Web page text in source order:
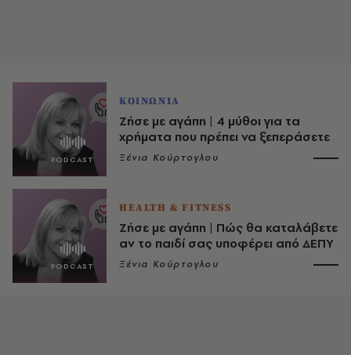
ΚΟΙΝΩΝΙΑ
Ζήσε με αγάπη | 4 μύθοι για τα
χρήματα που πρέπει να ξεπεράσετε
Ξένια Κούρτογλου
HEALTH & FITNESS
Ζήσε με αγάπη | Πώς θα καταλάβετε
αν το παιδί σας υποφέρει από ΔΕΠΥ
Ξένια Κούρτογλου